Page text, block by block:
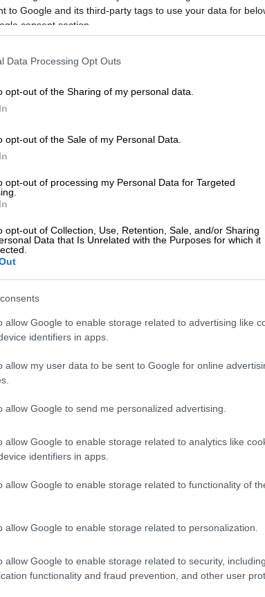
to Google and its third-party tags to use your data for
consent section.
Data Processing Opt Outs
opt-out of the Sharing of my personal data.
opt-out of the Sale of my Personal Data.
opt-out of processing my Personal Data for Targeted
opt-out of Collection, Use, Retention, Sale, and/or Sharing
Data that Is Unrelated with the Purposes for which it
allow Google to enable storage related to advertising like
identifiers in apps.
allow my user data to be sent to Google for online
allow Google to send me personalized advertising.
allow Google to enable storage related to analytics like
identifiers in apps.
allow Google to enable storage related to functionality of
allow Google to enable storage related to personalization.
allow Google to enable storage related to security, including
functionality and fraud prevention, and other user
σε γέφυρα τον αυτοκινητόδρομο που
και την πόλη Καράτζ, στο δυτικό
και 95 τραυματίστηκαν εξαιτίας του
με τονΓοντρατολάχ Σεΐφ,αντικυβερνήτη
το πρακτορείο ειδήσεων Fars και
κοινοποίησε νωρίτερα μέσω Truth Social
μεγαλύτερης γέφυρας στο Ιράν» σε
ώρα η Τεχεράνη να συνάψει συμφωνία
πετρελαιοφόρο στην Κούβα
προτού να είναι πολύ αργά και δεν
ακόμη να γίνει μια σπουδαία χώρα»,